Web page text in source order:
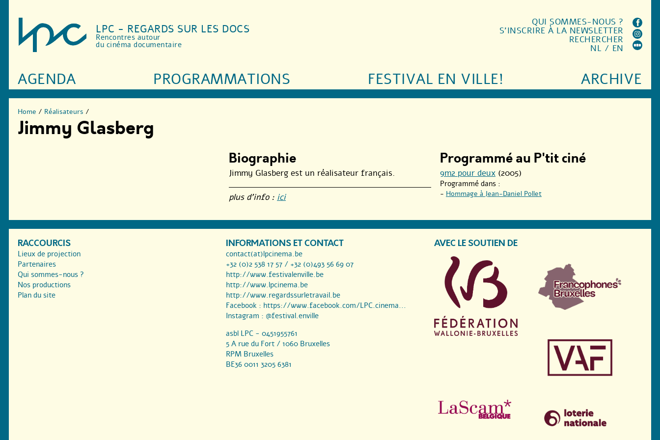
LPC - REGARDS SUR LES DOCS
Rencontres autour
du cinéma documentaire
AGENDA PROGRAMMATIONS FESTIVAL EN VILLE! ARCHIVE
QUI SOMMES-NOUS ?
S'INSCRIRE À LA NEWSLETTER
RECHERCHER
NL / EN
Home / Réalisateurs /
Jimmy Glasberg
Biographie
Jimmy Glasberg est un réalisateur français.
plus d’info : ici
Programmé au P'tit ciné
9m2 pour deux (2005)
Programmé dans :
- Hommage à Jean-Daniel Pollet
RACCOURCIS
Lieux de projection
Partenaires
Qui sommes-nous ?
Nos productions
Plan du site
INFORMATIONS ET CONTACT
contact(at)lpcinema.be
+32 (0)2 538 17 57 / +32 (0)493 56 69 07
http://www.festivalenville.be
http://www.lpcinema.be
http://www.regardssurletravail.be
Facebook : https://www.facebook.com/LPC.cinema...
Instagram : @festival.enville
asbl LPC - 0451955761
5 A rue du Fort / 1060 Bruxelles
RPM Bruxelles
BE36 0011 3205 6381
AVEC LE SOUTIEN DE